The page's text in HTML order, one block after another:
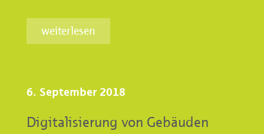
weiterlesen
6. September 2018
Digitalisierung von Gebäuden